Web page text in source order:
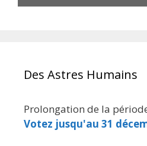
Des Astres Humains
Prolongation de la
Votez jusqu'au 31